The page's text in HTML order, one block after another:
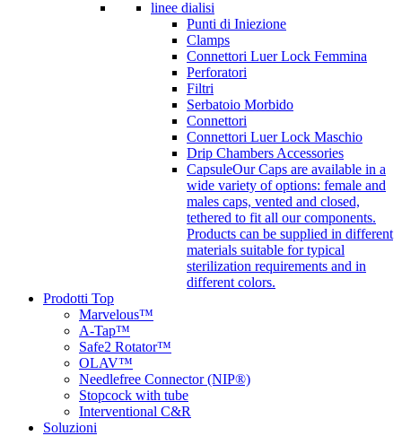
linee dialisi
Punti di Iniezione
Clamps
Connettori Luer Lock Femmina
Perforatori
Filtri
Serbatoio Morbido
Connettori
Connettori Luer Lock Maschio
Drip Chambers Accessories
CapsuleOur Caps are available in a
wide variety of options: female and
males caps, vented and closed,
tethered to fit all our components.
Products can be supplied in different
materials suitable for typical
sterilization requirements and in
different colors.
Prodotti Top
Marvelous™
A-Tap™
Safe2 Rotator™
OLAV™
Needlefree Connector (NIP®)
Stopcock with tube
Interventional C&R
Soluzioni